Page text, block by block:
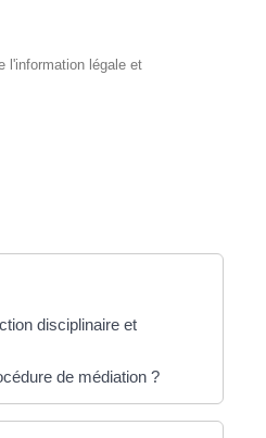
l'information légale et
disciplinaire et
de médiation ?